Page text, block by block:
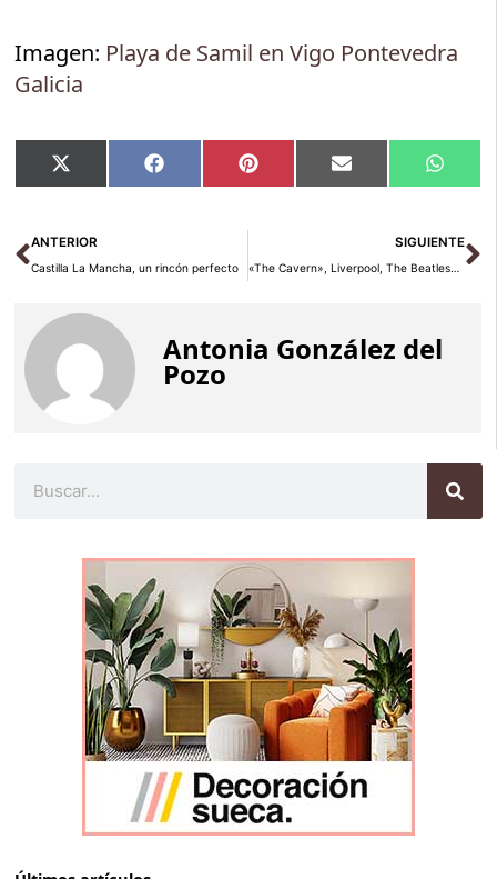
Imagen: Playa de Samil en Vigo Pontevedra
Galicia
Compartir
en
X
(Twitter)
Compartir
en
Facebook Compartir
en
Pinterest Compartir
en
Email
en
Ant
ANTERIOR
Castilla La Mancha, un rincón perfecto
SIGUIENTE
«The Cavern», Liverpool, The Beatles… ¿Te suena?
Antonia González del
Pozo